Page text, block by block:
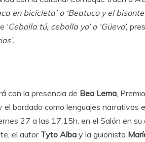
en bicicleta’ o ‘Beatuco y el bisonte
‘Cebolla tú, cebolla yo’ o ‘Güevo’,
con la presencia de Bea Lema ,
el bordado como lenguajes narrativos
27 a las 17.15h. en el Salón en
el autor Tyto Alba y la guionista